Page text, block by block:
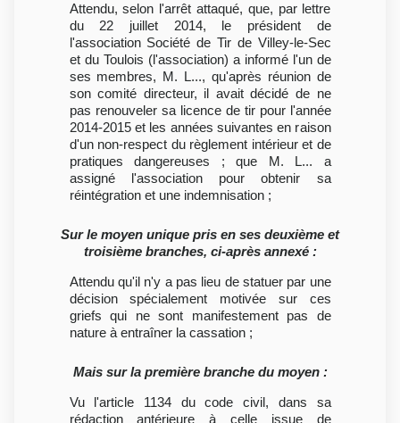
Attendu, selon l'arrêt attaqué, que, par lettre
du 22 juillet 2014, le président de
l'association Société de Tir de Villey-le-Sec
et du Toulois (l'association) a informé l'un de
ses membres, M. L..., qu'après réunion de
son comité directeur, il avait décidé de ne
pas renouveler sa licence de tir pour l'année
2014-2015 et les années suivantes en raison
d'un non-respect du règlement intérieur et de
pratiques dangereuses ; que M. L... a
assigné l'association pour obtenir sa
réintégration et une indemnisation ;
Sur le moyen unique pris en ses deuxième et
troisième branches, ci-après annexé :
Attendu qu'il n'y a pas lieu de statuer par une
décision spécialement motivée sur ces
griefs qui ne sont manifestement pas de
nature à entraîner la cassation ;
Mais sur la première branche du moyen :
Vu l'article 1134 du code civil, dans sa
rédaction antérieure à celle issue de